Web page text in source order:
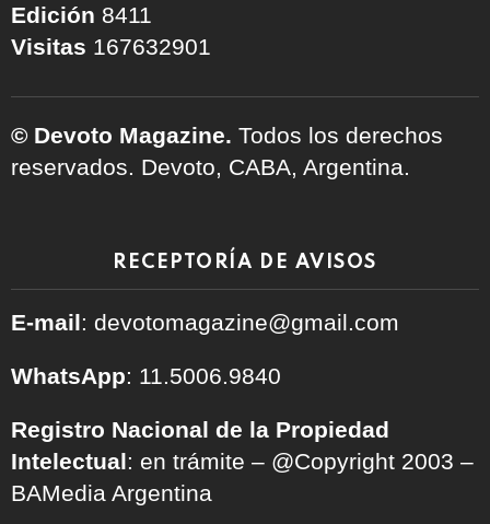
Edición 8411
Visitas 167632901
© Devoto Magazine. Todos los derechos
reservados. Devoto, CABA, Argentina.
RECEPTORÍA DE AVISOS
E-mail: devotomagazine@gmail.com
WhatsApp: 11.5006.9840
Registro Nacional de la Propiedad
Intelectual: en trámite – @Copyright 2003 –
BAMedia Argentina